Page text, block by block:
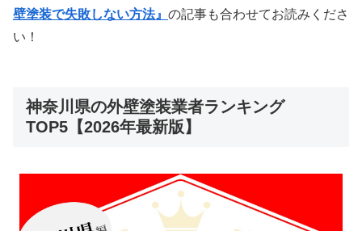
壁塗装で失敗しない方法』 の記事も合わせてお読みくださ
い！
神奈川県の外壁塗装業者ランキング
TOP5【2026年最新版】